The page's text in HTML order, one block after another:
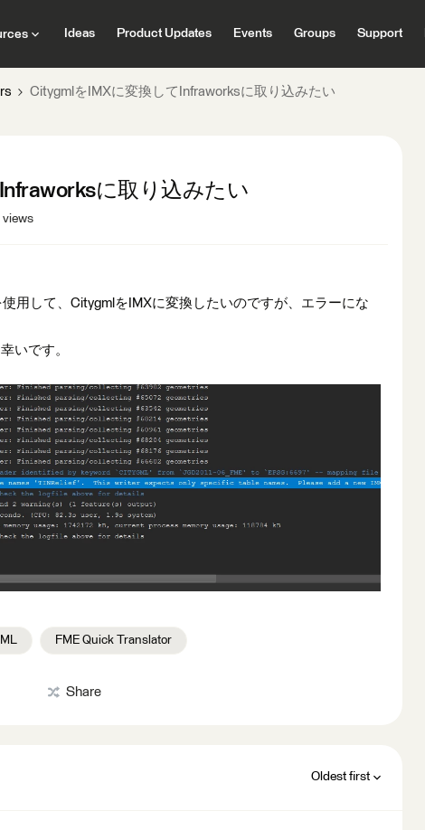
Ideas Product Updates Events Groups Support
CitygmlをIMXに変換してInfraworksに取り込みたい
に取り込みたい
views
使用して、CitygmlをIMXに変換したいのですが、エラーにな
いです。
FME Quick Translator
Share
Oldest first